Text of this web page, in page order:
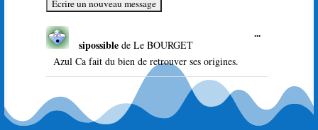
sipossible de Le BOURGET
Azul Ca fait du bien de retrouver ses origines.
...Ouvrir/
méta.